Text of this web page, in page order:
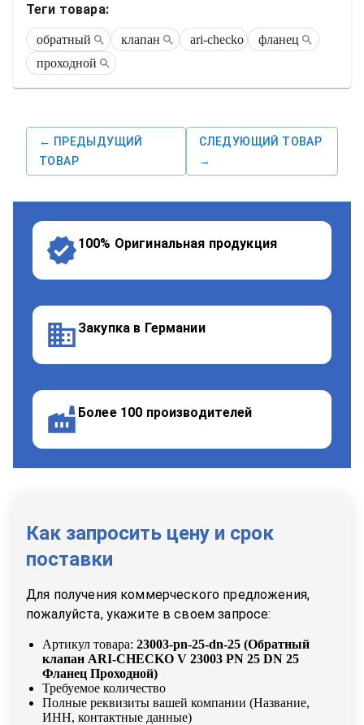
Теги товара:
обратный клапан ari-checko
фланец
проходной
← ПРЕДЫДУЩИЙ
ТОВАР
СЛЕДУЮЩИЙ ТОВАР
→
100% Оригинальная продукция
Закупка в Германии
Более 100 производителей
Как запросить цену и срок
поставки
Для получения коммерческого предложения,
пожалуйста, укажите в своем запросе:
Артикул товара: 23003-pn-25-dn-25 (Обратный
клапан ARI-CHECKO V 23003 PN 25 DN 25
Фланец Проходной)
Требуемое количество
Полные реквизиты вашей компании (Название,
ИНН, контактные данные)